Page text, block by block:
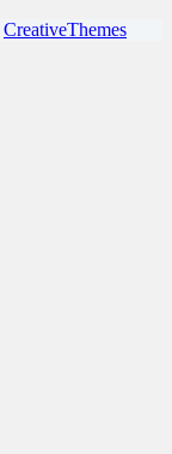
CreativeThemes